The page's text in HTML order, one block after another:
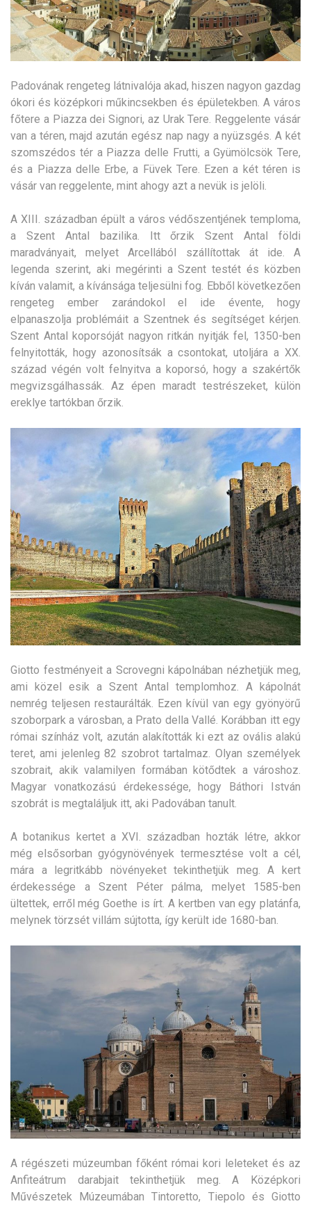
Padovának rengeteg látnivalója akad, hiszen nagyon gazdag
ókori és középkori műkincsekben és épületekben. A város
főtere a Piazza dei Signori, az Urak Tere. Reggelente vásár
van a téren, majd azután egész nap nagy a nyüzsgés. A két
szomszédos tér a Piazza delle Frutti, a Gyümölcsök Tere,
és a Piazza delle Erbe, a Füvek Tere. Ezen a két téren is
vásár van reggelente, mint ahogy azt a nevük is jelöli.
A XIII. században épült a város védőszentjének temploma,
a Szent Antal bazilika. Itt őrzik Szent Antal földi
maradványait, melyet Arcellából szállítottak át ide. A
legenda szerint, aki megérinti a Szent testét és közben
kíván valamit, a kívánsága teljesülni fog. Ebből következően
rengeteg ember zarándokol el ide évente, hogy
elpanaszolja problémáit a Szentnek és segítséget kérjen.
Szent Antal koporsóját nagyon ritkán nyitják fel, 1350-ben
felnyitották, hogy azonosítsák a csontokat, utoljára a XX.
század végén volt felnyitva a koporsó, hogy a szakértők
megvizsgálhassák. Az épen maradt testrészeket, külön
ereklye tartókban őrzik.
Giotto festményeit a Scrovegni kápolnában nézhetjük meg,
ami közel esik a Szent Antal templomhoz. A kápolnát
nemrég teljesen restaurálták. Ezen kívül van egy gyönyörű
szoborpark a városban, a Prato della Vallé. Korábban itt egy
római színház volt, azután alakították ki ezt az ovális alakú
teret, ami jelenleg 82 szobrot tartalmaz. Olyan személyek
szobrait, akik valamilyen formában kötődtek a városhoz.
Magyar vonatkozású érdekessége, hogy Báthori István
szobrát is megtaláljuk itt, aki Padovában tanult.
A botanikus kertet a XVI. században hozták létre, akkor
még elsősorban gyógynövények termesztése volt a cél,
mára a legritkább növényeket tekinthetjük meg. A kert
érdekessége a Szent Péter pálma, melyet 1585-ben
ültettek, erről még Goethe is írt. A kertben van egy platánfa,
melynek törzsét villám sújtotta, így került ide 1680-ban.
A régészeti múzeumban főként római kori leleteket és az
Anfiteátrum darabjait tekinthetjük meg. A Középkori
Művészetek Múzeumában Tintoretto, Tiepolo és Giotto